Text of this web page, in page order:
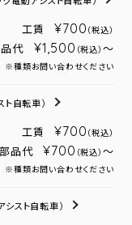
工賃 ¥700 （税込）
代 ¥1,500 （税込） ～
※種類お問い合わせください
ト自転車）
工賃 ¥700 （税込）
部品代 ¥700 （税込） ～
※種類お問い合わせください
シスト自転車）